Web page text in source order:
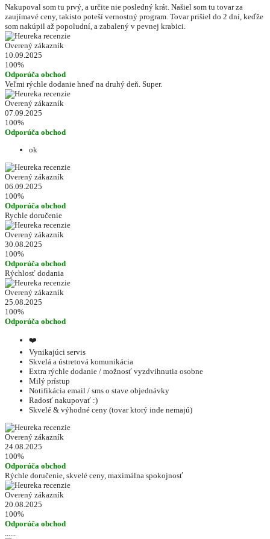
Nakupoval som tu prvý, a určite nie posledný krát. Našiel som tu tovar za
zaujímavé ceny, takisto poteší vernostný program. Tovar prišiel do 2 dní, keďže
som nakúpil až popoludní, a zabalený v pevnej krabici.
Overený zákazník
10.09.2025
100%
Odporúča obchod
Veľmi rýchle dodanie hneď na druhý deň. Super.
Overený zákazník
07.09.2025
100%
Odporúča obchod
ok
Overený zákazník
06.09.2025
100%
Odporúča obchod
Rychle doručenie
Overený zákazník
30.08.2025
100%
Odporúča obchod
Rýchlosť dodania
Overený zákazník
25.08.2025
100%
Odporúča obchod
❤️
Vynikajúci servis
Skvelá a ústretová komunikácia
Extra rýchle dodanie / možnosť vyzdvihnutia osobne
Milý prístup
Notifikácia email / sms o stave objednávky
Radosť nakupovať :)
Skvelé & výhodné ceny (tovar ktorý inde nemajú)
Overený zákazník
24.08.2025
100%
Odporúča obchod
Rýchle doručenie, skvelé ceny, maximálna spokojnosť
Overený zákazník
20.08.2025
100%
Odporúča obchod
......